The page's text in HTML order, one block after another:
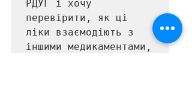
РДУГ і хочу
перевірити, як ці
ліки взаємодіють з
іншими медикаментами,